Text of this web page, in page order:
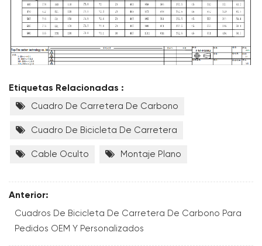
Etiquetas Relacionadas :
Cuadro De Carretera De Carbono
Cuadro De Bicicleta De Carretera
Cable Oculto Montaje Plano
Anterior:
Cuadros De Bicicleta De Carretera De Carbono Para
Pedidos OEM Y Personalizados